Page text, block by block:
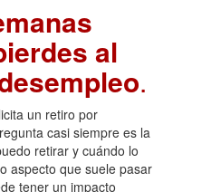
al
.
un retiro por
casi siempre es la
retirar y cuándo lo
aspecto que suele pasar
tener un impacto